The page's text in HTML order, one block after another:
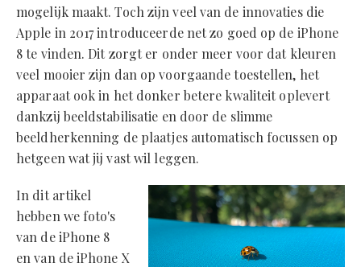
mogelijk maakt. Toch zijn veel van de innovaties die
Apple in 2017 introduceerde net zo goed op de iPhone
8 te vinden. Dit zorgt er onder meer voor dat kleuren
veel mooier zijn dan op voorgaande toestellen, het
apparaat ook in het donker betere kwaliteit oplevert
dankzij beeldstabilisatie en door de slimme
beeldherkenning de plaatjes automatisch focussen op
hetgeen wat jij vast wil leggen.
In dit artikel
hebben we foto's
van de iPhone 8
en van de iPhone X